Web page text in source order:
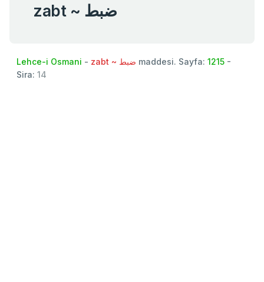
zabt ~ ضبط
Lehce-i Osmani - zabt ~ ضبط maddesi. Sayfa: 1215 -
Sira: 14